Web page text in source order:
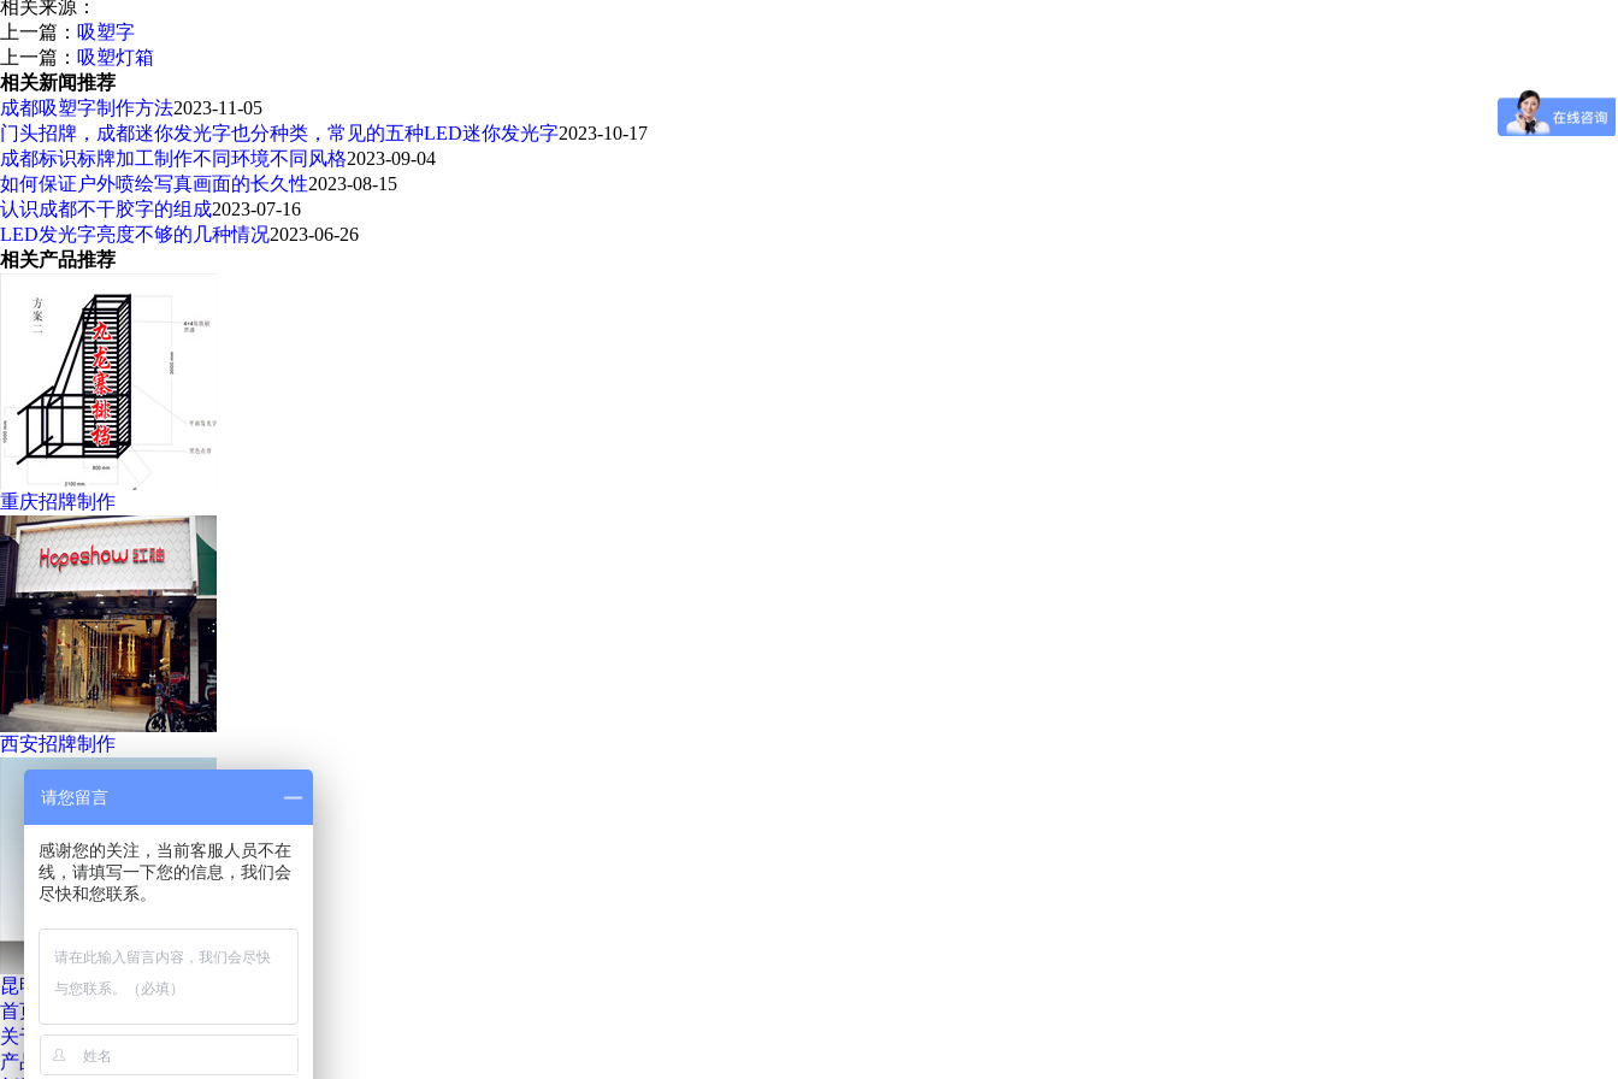
相关来源：
上一篇： 吸塑字
上一篇： 吸塑灯箱
相关新闻推荐
成都吸塑字制作方法2023-11-05
门头招牌，成都迷你发光字也分种类，常见的五种LED迷你发光字2023-10-17
成都标识标牌加工制作不同环境不同风格2023-09-04
如何保证户外喷绘写真画面的长久性2023-08-15
认识成都不干胶字的组成2023-07-16
LED发光字亮度不够的几种情况2023-06-26
相关产品推荐
重庆招牌制作
西安招牌制作
昆明招牌制作
首页
关于我们
产品展示
请您留言
感谢您的关注，当前客服人员不在
线，请填写一下您的信息，我们会
尽快和您联系。